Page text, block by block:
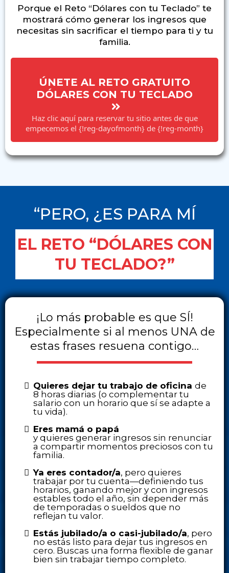
Porque el Reto “Dólares con tu Teclado” te
mostrará cómo generar los ingresos que
necesitas sin sacrificar el tiempo para ti y tu
familia.
ÚNETE AL RETO GRATUITO
DÓLARES CON TU TECLADO
Haz clic aquí para reservar tu sitio antes de que
empecemos el {!reg-dayofmonth} de {!reg-month}
“PERO, ¿ES PARA MÍ
EL RETO “DÓLARES CON
TU TECLADO?”
¡Lo más probable es que SÍ!
Especialmente si al menos UNA de
estas frases resuena contigo…
Quieres dejar tu trabajo de oficina de
8 horas diarias (o complementar tu
salario con un horario que sí se adapte a
tu vida).
Eres mamá o papá
y quieres generar ingresos sin renunciar
a compartir momentos preciosos con tu
familia.
Ya eres contador/a, pero quieres
trabajar por tu cuenta—definiendo tus
horarios, ganando mejor y con ingresos
estables todo el año, sin depender más
de temporadas o sueldos que no
reflejan tu valor.
Estás jubilado/a o casi-jubilado/a, pero
no estás listo para dejar tus ingresos en
cero. Buscas una forma flexible de ganar
bien sin trabajar tiempo completo.